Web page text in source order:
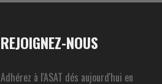
REJOIGNEZ-NOUS
Adhérez à l'ASAT dés aujourd'hui en